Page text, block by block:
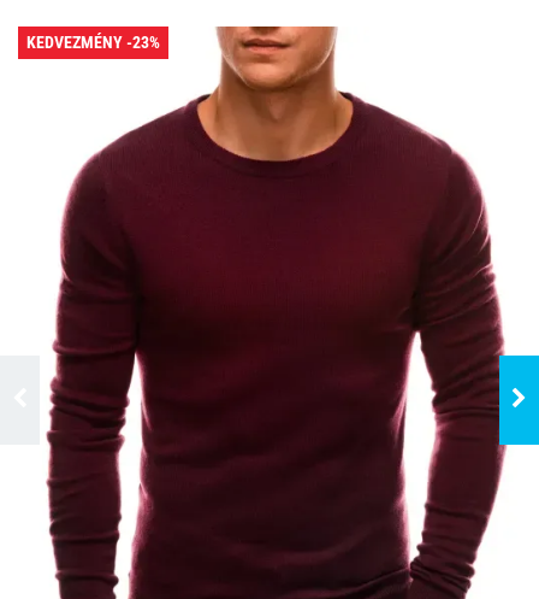
KEDVEZMÉNY -23%